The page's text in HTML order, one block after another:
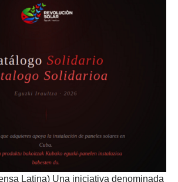
Latina) Una iniciativa denominada